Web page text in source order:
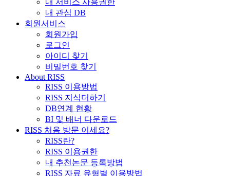
내 관심 DB
회원서비스
회원가입
로그인
아이디 찾기
비밀번호 찾기
About RISS
RISS 이용방법
RISS 지식더하기
DB연계 현황
BI 및 배너 다운로드
RISS 처음 방문 이세요?
RISS란?
RISS 이용권한
내 추천논문 등록방법
RISS 자료 유형별 이용방법